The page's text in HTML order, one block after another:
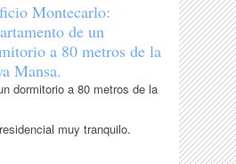
Montecarlo:
de un
a 80 metros de la
Mansa.
dormitorio a 80 metros de la
muy tranquilo.